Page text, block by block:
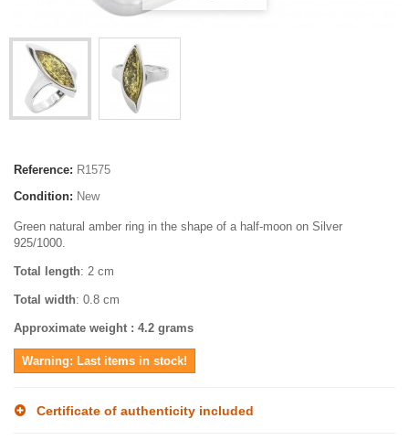
Reference: R1575
Condition: New
Green natural amber ring in the shape of a half-moon on Silver
925/1000.
Total length: 2 cm
Total width: 0.8 cm
Approximate weight : 4.2 grams
Warning: Last items in stock!
Certificate of authenticity included